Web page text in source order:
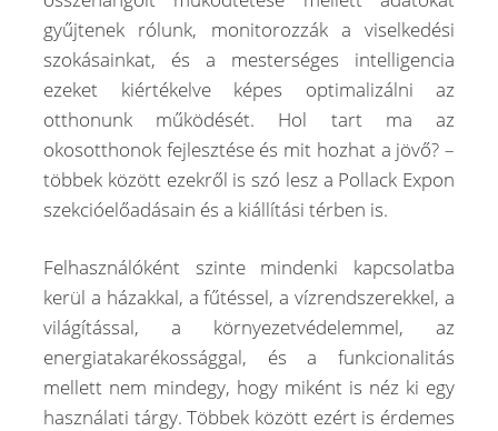
gyűjtenek rólunk, monitorozzák a viselkedési
szokásainkat, és a mesterséges intelligencia
ezeket kiértékelve képes optimalizálni az
otthonunk működését. Hol tart ma az
okosotthonok fejlesztése és mit hozhat a jövő? –
többek között ezekről is szó lesz a Pollack Expon
szekcióelőadásain és a kiállítási térben is.
Felhasználóként szinte mindenki kapcsolatba
kerül a házakkal, a fűtéssel, a vízrendszerekkel, a
világítással, a környezetvédelemmel, az
energiatakarékossággal, és a funkcionalitás
mellett nem mindegy, hogy miként is néz ki egy
használati tárgy. Többek között ezért is érdemes